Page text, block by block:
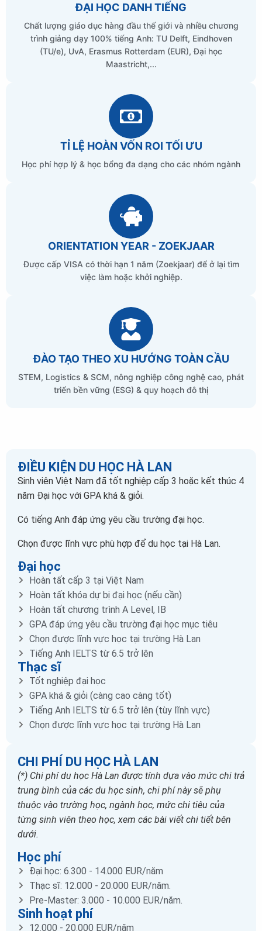
ĐẠI HỌC DANH TIẾNG
Chất lượng giáo dục hàng đầu thế giới và nhiều chương
trình giảng dạy 100% tiếng Anh: TU Delft, Eindhoven
(TU/e), UvA, Erasmus Rotterdam (EUR), Đại học
Maastricht,...
TỈ LỆ HOÀN VỐN ROI TỐI ƯU
Học phí hợp lý & học bổng đa dạng cho các nhóm ngành
ORIENTATION YEAR - ZOEKJAAR
Được cấp VISA có thời hạn 1 năm (Zoekjaar) để ở lại tìm
việc làm hoặc khởi nghiệp.
ĐÀO TẠO THEO XU HƯỚNG TOÀN CẦU
STEM, Logistics & SCM, nông nghiệp công nghệ cao, phát
triển bền vững (ESG) & quy hoạch đô thị
ĐIỀU KIỆN DU HỌC HÀ LAN
Sinh viên Việt Nam đã tốt nghiệp cấp 3 hoặc kết thúc 4
năm Đại học với GPA khá & giỏi.
Có tiếng Anh đáp ứng yêu cầu trường đại học.
Chọn được lĩnh vực phù hợp để du học tại Hà Lan.
Đại học
Hoàn tất cấp 3 tại Việt Nam
Hoàn tất khóa dự bị đại học (nếu cần)
Hoàn tất chương trình A Level, IB
GPA đáp ứng yêu cầu trường đại học mục tiêu
Chọn được lĩnh vực học tại trường Hà Lan
Tiếng Anh IELTS từ 6.5 trở lên
Thạc sĩ
Tốt nghiệp đại học
GPA khá & giỏi (càng cao càng tốt)
Tiếng Anh IELTS từ 6.5 trở lên (tùy lĩnh vực)
Chọn được lĩnh vực học tại trường Hà Lan
CHI PHÍ DU HỌC HÀ LAN
(*) Chi phí du học Hà Lan được tính dựa vào mức chi trả
trung bình của các du học sinh, chi phí này sẽ phụ
thuộc vào trường học, ngành học, mức chi tiêu của
từng sinh viên theo học, xem các bài viết chi tiết bên
dưới.
Học phí
Đại học: 6.300 - 14.000 EUR/năm
Thạc sĩ: 12.000 - 20.000 EUR/năm.
Pre-Master: 3.000 - 10.000 EUR/năm.
Sinh hoạt phí
12.000 - 20.000 EUR/năm